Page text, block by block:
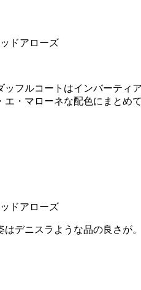
フルコートはインバーテ
・マローネな配色にまとめて
デニスラような品の良さ